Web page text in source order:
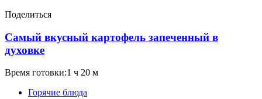
Поделиться
Самый вкусный картофель запеченный в
духовке
Время готовки:1 ч 20 м
Горячие блюда